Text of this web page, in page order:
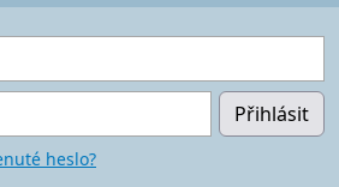
Přihlásit
heslo?